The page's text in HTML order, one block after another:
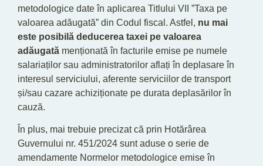
metodologice date în aplicarea Titlului VII ”Taxa pe
valoarea adăugată” din Codul fiscal. Astfel, nu mai
este posibilă deducerea taxei pe valoarea
adăugată menționată în facturile emise pe numele
salariaților sau administratorilor aflați în deplasare în
interesul serviciului, aferente serviciilor de transport
și/sau cazare achiziționate pe durata deplasărilor în
cauză.
În plus, mai trebuie precizat că prin Hotărârea
Guvernului nr. 451/2024 sunt aduse o serie de
amendamente Normelor metodologice emise în